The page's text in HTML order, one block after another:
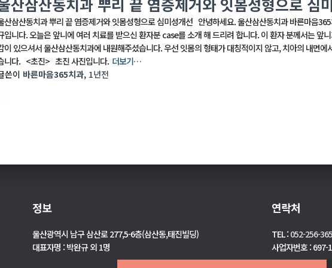
산삼산동치과 뿌리 끝 염증제거와 잇몸성형으로 심미성개선 안녕하세요. 울산삼산동치과 바른마음
입니다. 오늘은 앞니에 여러 치료를 받으신 환자분 case를 소개 해 드리려 합니다. 이 환자 분께서는 앞
이 있으셔서 울산삼산동치과에 내원해주셨습니다. 우선 잇몸의 형태가 대칭적이지 않고, 치아의 내면에
니다. <초진> 초진 사진입니다. 더보기…
쓴이 바른마음365치과, 1년전
정보
울산광역시 남구 삼산로 277,5-6층(삼산동,태진빌딩)
대표자명 : 박완규 외 1명
연락처
TEL : 052-256-
사업자번호 : 697-